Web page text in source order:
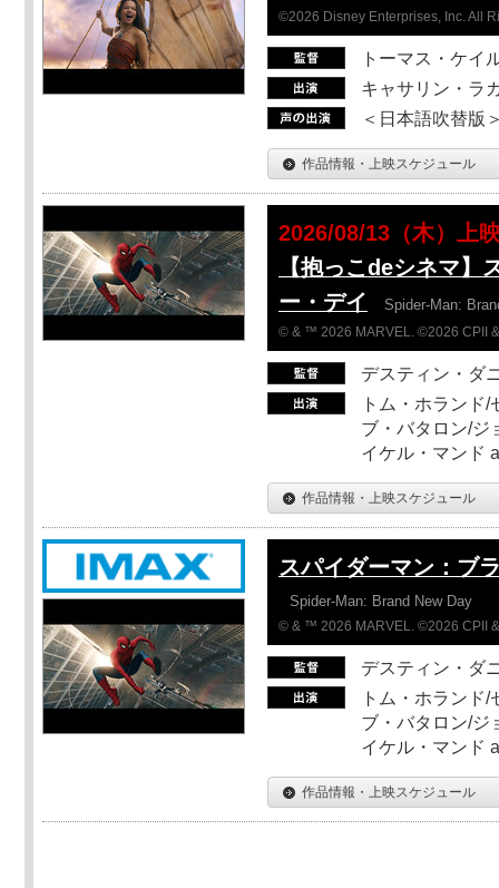
©2026 Disney Enterprises, Inc. All
トーマス・ケイ
キャサリン・ラ
＜日本語吹替版
作品情報・上映スケジュール
2026/08/13（木）上
【抱っこdeシネマ】
ー・デイ
Spider-Man:
© & ™ 2026 MARVEL. ©2026 CPII
デスティン・ダ
トム・ホランド
ブ・バタロン/ジ
イケル・マンド
作品情報・上映スケジュール
スパイダーマン：ブ
Spider-Man: Brand New Day
© & ™ 2026 MARVEL. ©2026 CPII
デスティン・ダ
トム・ホランド
ブ・バタロン/ジ
イケル・マンド
作品情報・上映スケジュール